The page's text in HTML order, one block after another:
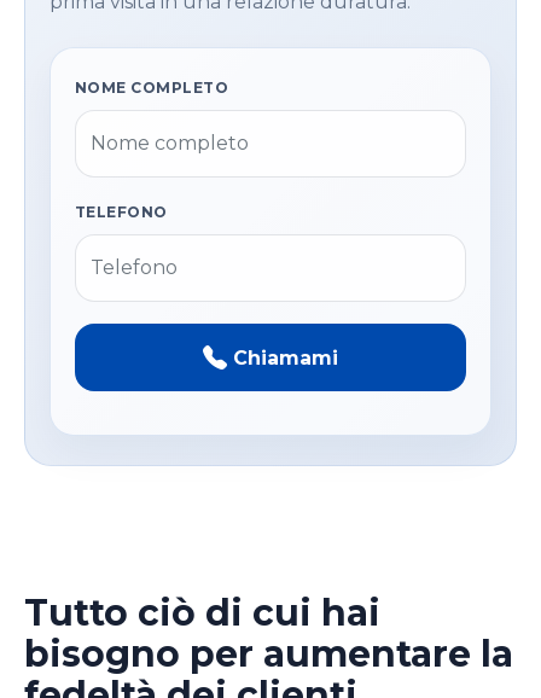
NOME COMPLETO
TELEFONO
Chiamami
Tutto ciò di cui hai
bisogno per aumentare la